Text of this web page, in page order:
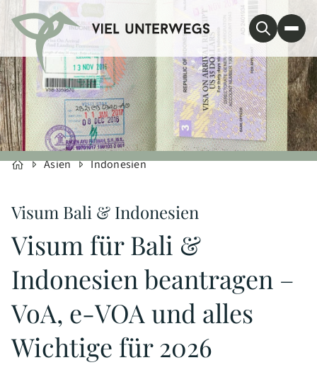
Asien Indonesien
Visum Bali & Indonesien
Visum für Bali &
Indonesien beantragen –
VoA, e-VOA und alles
Wichtige für 2026